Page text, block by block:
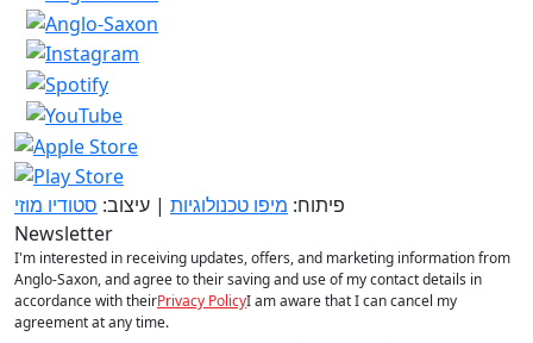
פיתוח: מיפו טכנולוגיות | עיצוב: סטודיו מוזי
Newsletter
I'm interested in receiving updates, offers, and marketing information from
Anglo-Saxon, and agree to their saving and use of my contact details in
accordance with theirPrivacy PolicyI am aware that I can cancel my
agreement at any time.